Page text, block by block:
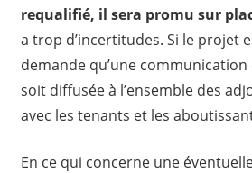
requalifié, il sera promu sur
a trop d’incertitudes. Si le projet
demande qu’une
soit diffusée à l’ensemble des
avec les tenants et les
En ce qui concerne une